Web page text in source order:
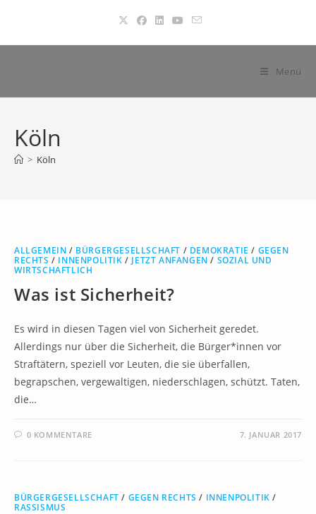
springen
Menü
Köln
> Köln
ALLGEMEIN / BÜRGERGESELLSCHAFT / DEMOKRATIE / GEGEN
RECHTS / INNENPOLITIK / JETZT ANFANGEN / SOZIAL UND
WIRTSCHAFTLICH
Was ist Sicherheit?
Es wird in diesen Tagen viel von Sicherheit geredet.
Allerdings nur über die Sicherheit, die Bürger*innen vor
Straftätern, speziell vor Leuten, die sie überfallen,
begrapschen, vergewaltigen, niederschlagen, schützt. Taten,
die…
0 KOMMENTARE 7. JANUAR 2017
BÜRGERGESELLSCHAFT / GEGEN RECHTS / INNENPOLITIK /
RASSISMUS